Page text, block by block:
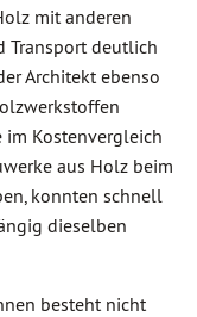
mit anderen
Transport deutlich
Architekt ebenso
Kostenvergleich
aus Holz beim
konnten schnell
dieselben
besteht nicht